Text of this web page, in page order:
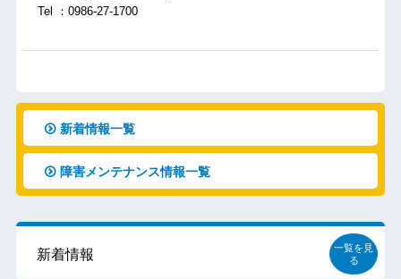
Tel ：0986-27-1700
新着情報一覧
障害メンテナンス情報一覧
新着情報
一覧を見
る